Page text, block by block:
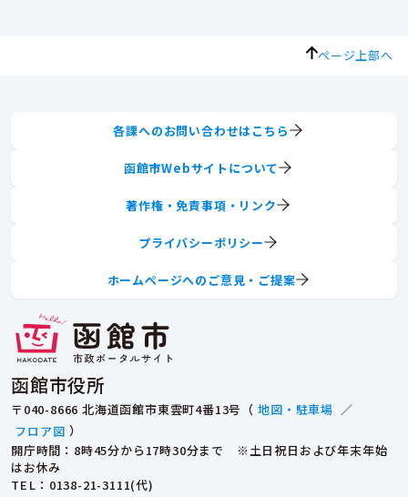
ページ上部へ
函館市役所
〒040-8666 北海道函館市東雲町4番13号（ 地図・駐車場 ／
フロア図 ）
開庁時間：8時45分から17時30分まで ※土日祝日および年末年始
はお休み
TEL ：0138-21-3111(代)
各課へのお問い合わせはこちら
函館市Webサイトについて
著作権・免責事項・リンク
プライバシーポリシー
ホームページへのご意見・ご提案